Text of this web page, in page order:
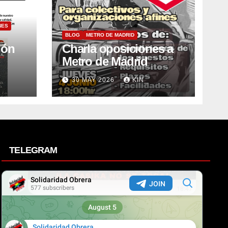
BLOG METRO DE MADRID
Charla oposiciones a
Metro de Madrid
30 MAY 2026 KIN_
TELEGRAM